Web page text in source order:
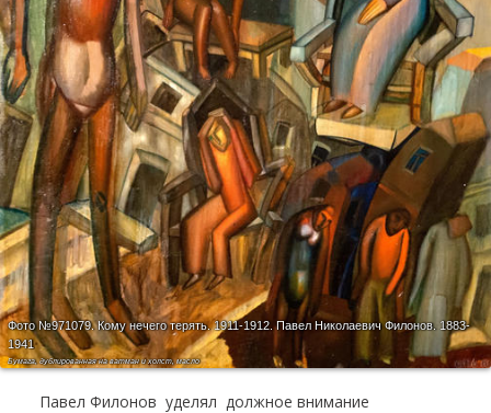
Фото №971079.Кому нечего терять. 1911-1912. Павел Николаевич Филонов. 1883-
1941
Бумага, дублированная на ватман и холст, масло
Павел Филонов уделял должное внимание